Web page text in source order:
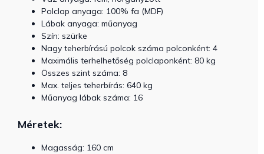
Polclap anyaga: 100% fa (MDF)
Lábak anyaga: műanyag
Szín: szürke
Nagy teherbírású polcok száma polconként: 4
Maximális terhelhetőség polclaponként: 80 kg
Összes szint száma: 8
Max. teljes teherbírás: 640 kg
Műanyag lábak száma: 16
Méretek:
Magasság: 160 cm